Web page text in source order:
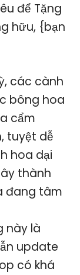
để Tặng
hữu, {bạn
các cành
bông hoa
cẩm
tuyệt dễ
hoa dại
thành
đang tâm
này là
update
có khá